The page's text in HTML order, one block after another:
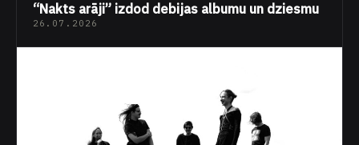
“Nakts arāji” izdod debijas albumu un dziesmu
26.07.2026